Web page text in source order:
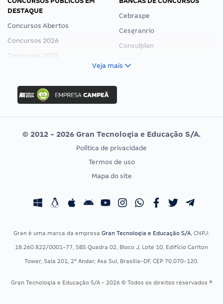
DESTAQUE
Concursos Abertos
Concursos 2026
Concursos 2025
Concurso Ibama
Concurso MPU
Editais publicados
Cebraspe
Cesgranrio
Consulplan
Vunesp
CONCURSOS POR PROFISSÃO
Concursos Fiscais
Concursos Saúde
Residência Multiprofissional
EXAME DE ORDEM
Calendário OAB
Veja mais
© 2012 - 2026 Gran Tecnologia e Educação S/A.
Política de privacidade
Termos de uso
Mapa do site
Gran é uma marca da empresa Gran Tecnologia e Educação S/A, CNPJ:
18.260.822/0001-77, SBS Quadra 02, Bloco J, Lote 10, Edifício Carlton
Tower, Sala 201, 2º Andar, Asa Sul, Brasília-DF, CEP 70.070-120.
Gran Tecnologia e Educação S/A - 2026 © Todos os direitos reservados ®